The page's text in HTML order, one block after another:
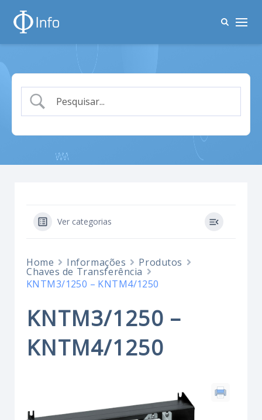
Ver categorias
Home Informações Produtos
Chaves de Transferência
KNTM3/1250 – KNTM4/1250
KNTM3/1250 –
KNTM4/1250